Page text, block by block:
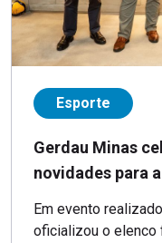
Esporte
Gerdau Minas
novidades para
Em evento
oficializou o elenco